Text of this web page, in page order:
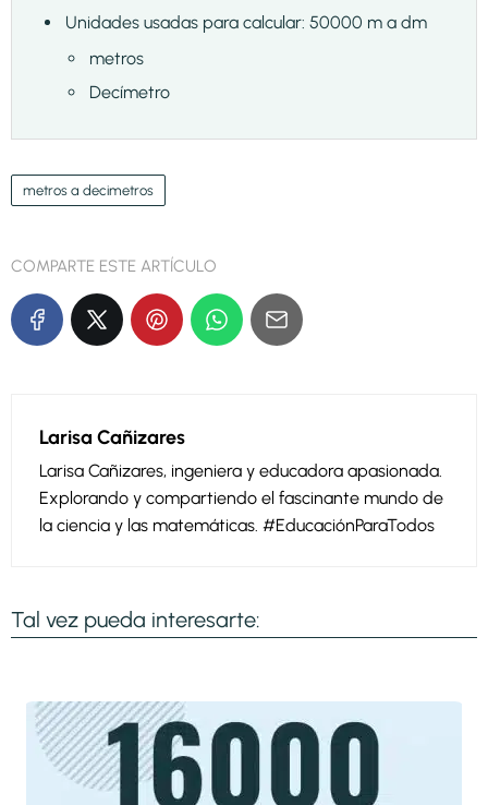
Unidades usadas para calcular: 50000 m a dm
metros
Decímetro
metros a decimetros
COMPARTE ESTE ARTÍCULO
Larisa Cañizares
Larisa Cañizares, ingeniera y educadora apasionada.
Explorando y compartiendo el fascinante mundo de
la ciencia y las matemáticas. #EducaciónParaTodos
Tal vez pueda interesarte: